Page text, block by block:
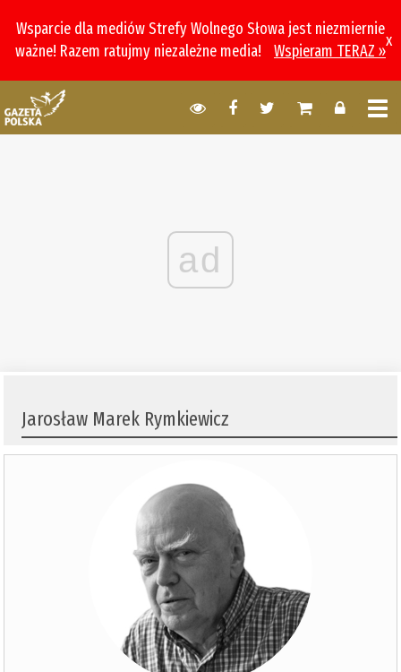
Wsparcie dla mediów Strefy Wolnego Słowa jest niezmiernie
ważne! Razem ratujmy niezależne media!
Wspieram TERAZ »
x
ad
Jarosław Marek Rymkiewicz